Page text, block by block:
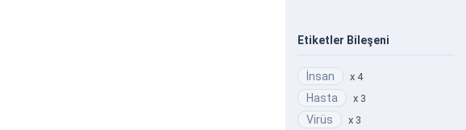
Etiketler Bileşeni
İnsan x 4
Hasta x 3
Virüs x 3